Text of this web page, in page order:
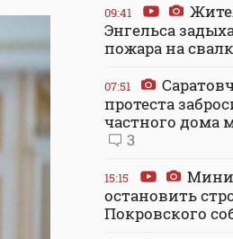
09:41
Энгельса
пожара на
07:51
протеста
частного дома
3
15:15
остановить
Покровского